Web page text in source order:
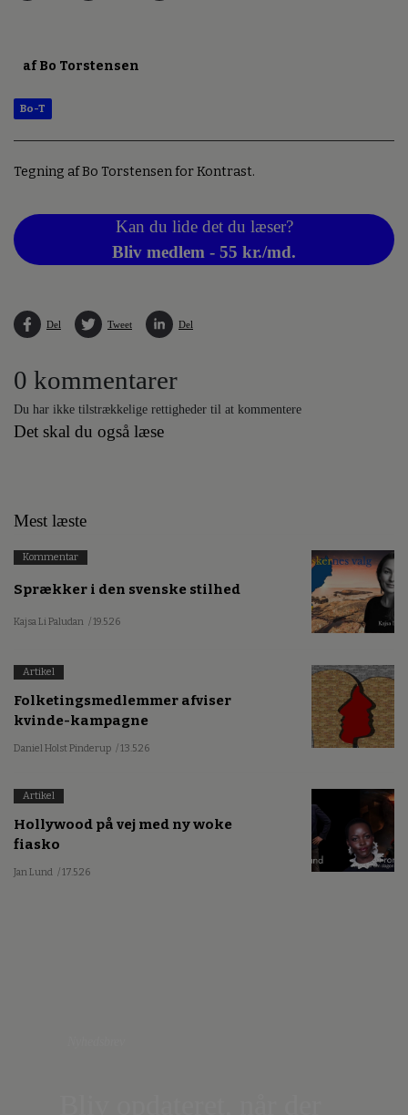
af Bo Torstensen
Bo-T
Tegning af Bo Torstensen for Kontrast.
Kan du lide det du læser?
Bliv medlem - 55 kr./md.
Del Tweet Del
0 kommentarer
Du har ikke tilstrækkelige rettigheder til at kommentere
Det skal du også læse
Mest læste
Kommentar
Sprækker i den svenske stilhed
Kajsa Li Paludan / 19.5.26
Artikel
Folketingsmedlemmer afviser
kvinde-kampagne
Daniel Holst Pinderup / 13.5.26
Artikel
Hollywood på vej med ny woke
fiasko
Jan Lund / 17.5.26